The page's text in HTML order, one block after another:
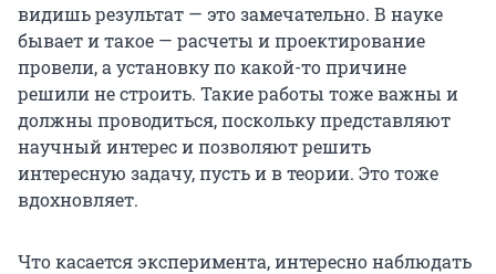
видишь результат — это замечательно. В науке
бывает и такое — расчеты и проектирование
провели, а установку по какой-то причине
решили не строить. Такие работы тоже важны и
должны проводиться, поскольку представляют
научный интерес и позволяют решить
интересную задачу, пусть и в теории. Это тоже
вдохновляет.
Что касается эксперимента, интересно наблюдать